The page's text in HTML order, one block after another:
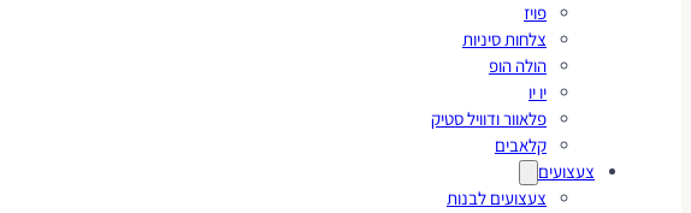
פויז
צלחות סיניות
הולה הופ
יו יו
פלאוור ודוויל סטיק
קלאבים
צעצועים
צעצועים לבנות